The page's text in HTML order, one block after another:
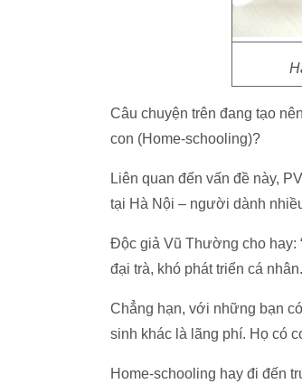
Câu chuyện trên đang tạo
con (Home-schooling)?
Liên quan đến vấn đề này,
tại Hà Nội – người dành
Độc giả Vũ Thường cho hay:
đại trà, khó phát triển cá nhân.
Chẳng hạn, với những bạn
sinh khác là lãng phí. Họ có
Home-schooling hay đi đến